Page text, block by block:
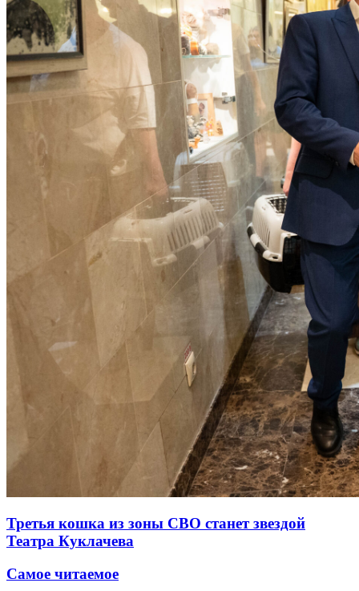
Третья кошка из зоны СВО станет звездой
Театра Куклачева
Самое читаемое